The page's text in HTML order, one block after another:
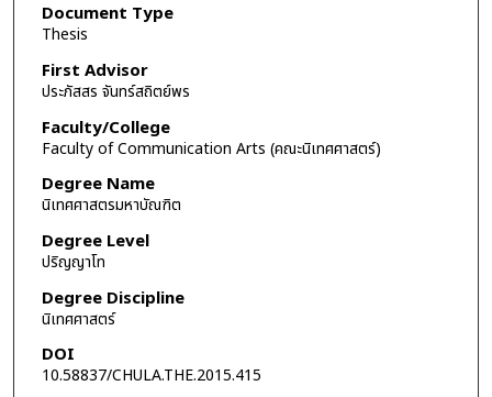
Document Type
Thesis
First Advisor
ประภัสสร จันทร์สถิตย์พร
Faculty/College
Faculty of Communication Arts (คณะนิเทศศาสตร์)
Degree Name
นิเทศศาสตรมหาบัณฑิต
Degree Level
ปริญญาโท
Degree Discipline
นิเทศศาสตร์
DOI
10.58837/CHULA.THE.2015.415